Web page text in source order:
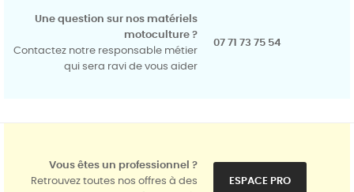
Une question sur nos matériels
motoculture ?
Contactez notre responsable métier
qui sera ravi de vous aider
07 71 73 75 54
Vous êtes un professionnel ?
Retrouvez toutes nos offres à des
ESPACE PRO